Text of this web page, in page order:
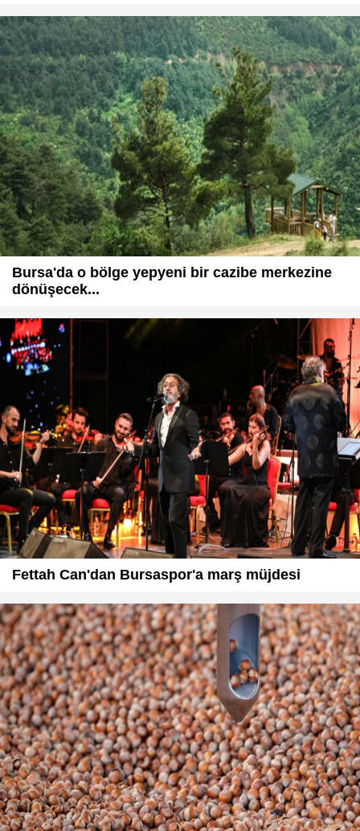
Bursa'da o bölge yepyeni bir cazibe merkezine
dönüşecek...
Fettah Can'dan Bursaspor'a marş müjdesi